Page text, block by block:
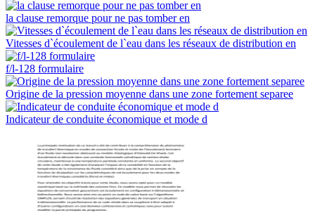
la clause remorque pour ne pas tomber en
Vitesses d`écoulement de l`eau dans les réseaux de distribution en
f/l-128 formulaire
Origine de la pression moyenne dans une zone fortement separee
Indicateur de conduite économique et mode d